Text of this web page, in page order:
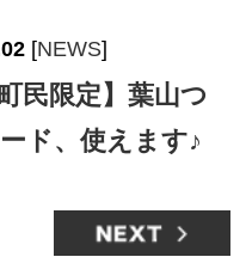
[NEWS]
町民限定】葉山つ
ド、使えます♪